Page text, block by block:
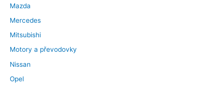
Mazda
Mercedes
Mitsubishi
Motory a převodovky
Nissan
Opel